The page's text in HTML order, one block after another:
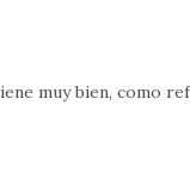
muy bien, como